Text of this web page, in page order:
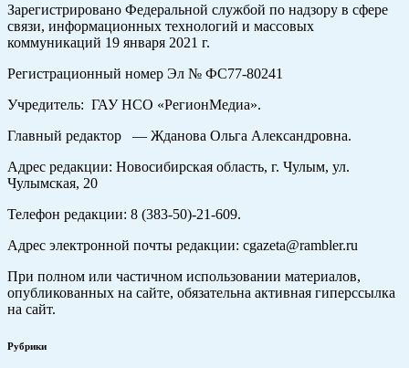
Зарегистрировано Федеральной службой по надзору в сфере
связи, информационных технологий и массовых
коммуникаций 19 января 2021 г.
Регистрационный номер Эл № ФС77-80241
Учредитель: ГАУ НСО «РегионМедиа».
Главный редактор — Жданова Ольга Александровна.
Адрес редакции: Новосибирская область, г. Чулым, ул.
Чулымская, 20
Телефон редакции: 8 (383-50)-21-609.
Адрес электронной почты редакции: cgazeta@rambler.ru
При полном или частичном использовании материалов,
опубликованных на сайте, обязательна активная гиперссылка
на сайт.
Рубрики